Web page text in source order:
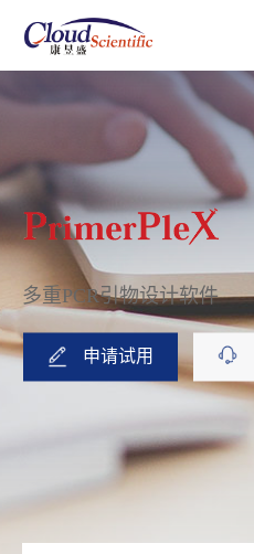
多重PCR引物设计软件
申请试用